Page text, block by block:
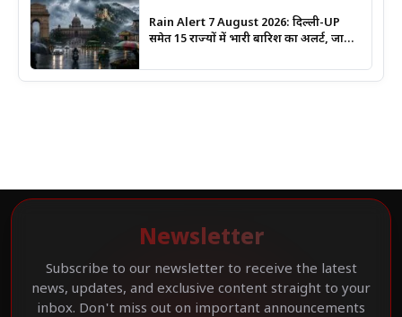
Rain Alert 7 August 2026: दिल्ली-UP
समेत 15 राज्यों में भारी बारिश का अलर्ट, जानिए
Newsletter
Subscribe to our newsletter to receive the latest
news, updates, and exclusive content straight to your
inbox. Don't miss out on important announcements